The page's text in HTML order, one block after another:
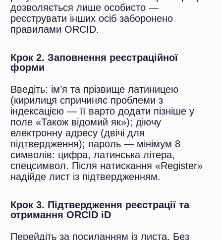
«Works» та «Affiliations».
Що важливо не пропустити:
Профіль ORCID вказуйте у кожній
заявці на грант та у полі системи
подачі рукопису.
Типові помилки
науковців при роботі з
ORCID